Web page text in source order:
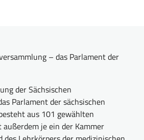
– das Parlament der
der Sächsischen
Parlament der sächsischen
aus 101 gewählten
je ein der Kammer